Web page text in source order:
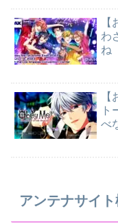
わ
ね
ト
べ
アンテナサイ